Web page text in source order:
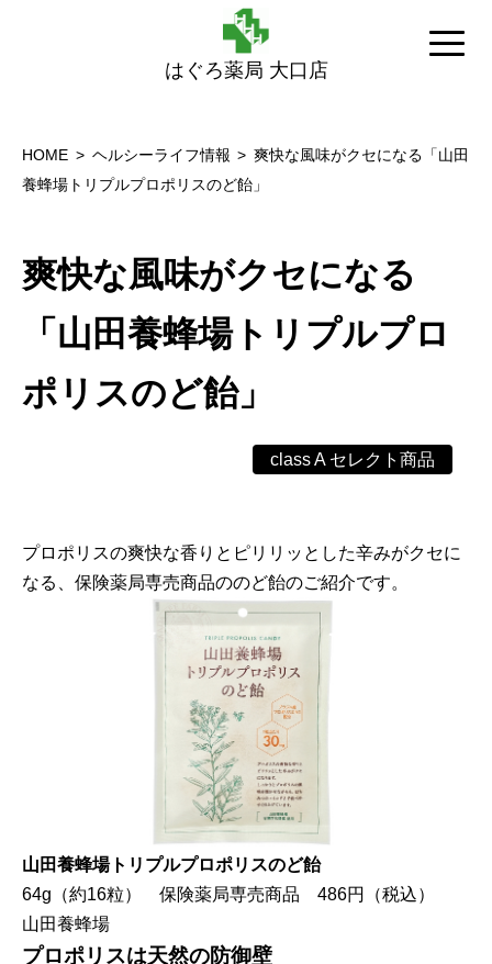
はぐろ薬局 大口店
HOME ヘルシーライフ情報
爽快な風味がクセになる「山田
養蜂場トリプルプロポリスのど飴」
爽快な風味がクセになる
「山田養蜂場トリプルプロ
ポリスのど飴」
class A セレクト商品
プロポリスの爽快な香りとピリリッとした辛みがクセに
なる、保険薬局専売商品ののど飴のご紹介です。
山田養蜂場トリプルプロポリスのど飴
64g（約16粒） 保険薬局専売商品 486円（税込）
山田養蜂場
プロポリスは天然の防御壁